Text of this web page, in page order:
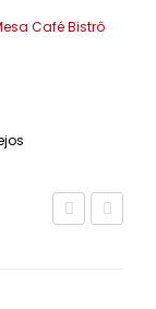
Café Bistrô